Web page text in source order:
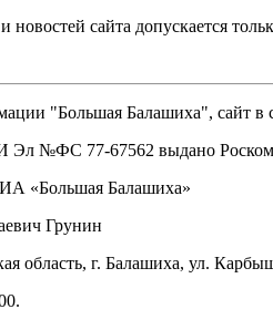
сайта допускается
"Большая Балашиха", сайт в
Эл №ФС ‎77-67562 выдано
«Большая Балашиха»
Грунин
область, г. Балашиха, ул.